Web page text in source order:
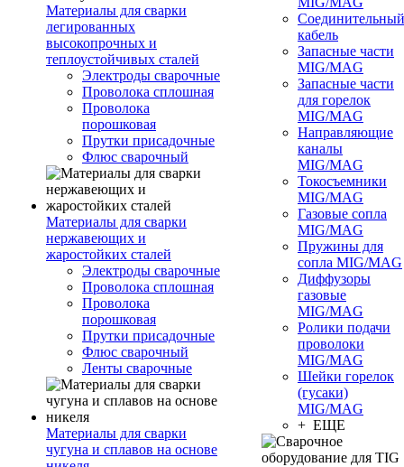
Материалы для сварки
легированных
высокопрочных и
теплоустойчивых сталей
Электроды сварочные
Проволока сплошная
Проволока
порошковая
Прутки присадочные
Флюс сварочный
Материалы для сварки
нержавеющих и
жаростойких сталей
Электроды сварочные
Проволока сплошная
Проволока
порошковая
Прутки присадочные
Флюс сварочный
Ленты сварочные
Материалы для сварки
чугуна и сплавов на основе
Соединительный
кабель
Запасные части
MIG/MAG
Запасные части
для горелок
MIG/MAG
Направляющие
каналы
MIG/MAG
Токосъемники
MIG/MAG
Газовые сопла
MIG/MAG
Пружины для
сопла MIG/MAG
Диффузоры
газовые
MIG/MAG
Ролики подачи
проволоки
MIG/MAG
Шейки горелок
(гусаки)
MIG/MAG
+ ЕЩЕ